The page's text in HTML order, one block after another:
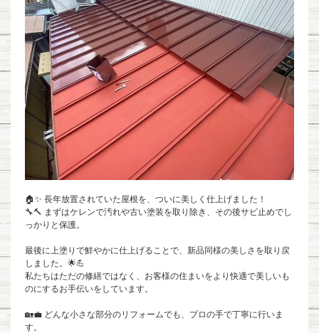
🏠✨ 長年放置されていた屋根を、ついに美しく仕上げました！
🔧🔨 まずはケレンで汚れや古い塗装を取り除き、その後サビ止めでし
っかりと保護。
最後に上塗りで鮮やかに仕上げることで、新品同様の美しさを取り戻
しました。🌟💪
私たちはただの修繕ではなく、お客様の住まいをより快適で美しいも
のにするお手伝いをしています。
🏡💼 どんな小さな部分のリフォームでも、プロの手で丁寧に行いま
す。